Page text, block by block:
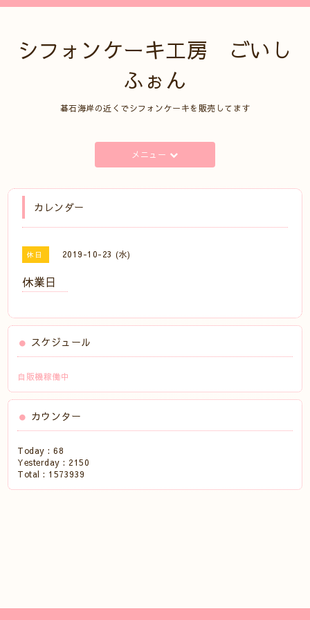
シフォンケーキ工房 ごいし
ふぉん
碁石海岸の近くでシフォンケーキを販売してます
メニュー
カレンダー
休日 2019-10-23 (水)
休業日
スケジュール
自販機稼働中
カウンター
Today :68
Yesterday : 2150
Total : 1573939